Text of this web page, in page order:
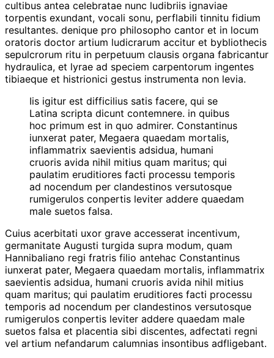
cultibus antea celebratae nunc ludibriis ignaviae
torpentis exundant, vocali sonu, perflabili tinnitu fidium
resultantes. denique pro philosopho cantor et in locum
oratoris doctor artium ludicrarum accitur et bybliothecis
sepulcrorum ritu in perpetuum clausis organa fabricantur
hydraulica, et lyrae ad speciem carpentorum ingentes
tibiaeque et histrionici gestus instrumenta non levia.
Iis igitur est difficilius satis facere, qui se
Latina scripta dicunt contemnere. in quibus
hoc primum est in quo admirer. Constantinus
iunxerat pater, Megaera quaedam mortalis,
inflammatrix saevientis adsidua, humani
cruoris avida nihil mitius quam maritus; qui
paulatim eruditiores facti processu temporis
ad nocendum per clandestinos versutosque
rumigerulos conpertis leviter addere quaedam
male suetos falsa.
Cuius acerbitati uxor grave accesserat incentivum,
germanitate Augusti turgida supra modum, quam
Hannibaliano regi fratris filio antehac Constantinus
iunxerat pater, Megaera quaedam mortalis, inflammatrix
saevientis adsidua, humani cruoris avida nihil mitius
quam maritus; qui paulatim eruditiores facti processu
temporis ad nocendum per clandestinos versutosque
rumigerulos conpertis leviter addere quaedam male
suetos falsa et placentia sibi discentes, adfectati regni
vel artium nefandarum calumnias insontibus adfligebant.